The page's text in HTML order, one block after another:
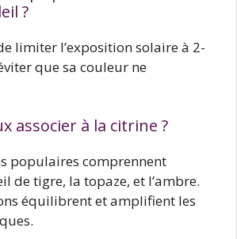
?
limiter l’exposition solaire à 2-
que sa couleur ne
associer à la citrine ?
populaires comprennent
de tigre, la topaze, et l’ambre.
équilibrent et amplifient les